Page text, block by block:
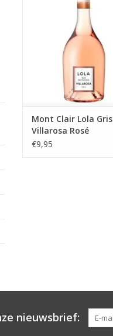
wijn met tonen van
rozebottel, frambozen
en smeuïg. Aangename,
rosé, doordrinkbaar
uitnodigend! De
delicaat en
TOEVOEGEN AAN
Mont Clair Lola Gris
Villarosa Rosé
€9,95
nieuwsbrief: